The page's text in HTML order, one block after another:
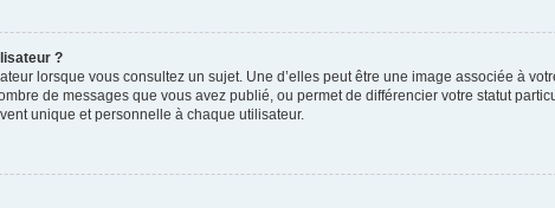
?
lorsque vous consultez un sujet. Une d’elles peut être une image associée à
de messages que vous avez publié, ou permet de différencier votre statut
unique et personnelle à chaque utilisateur.